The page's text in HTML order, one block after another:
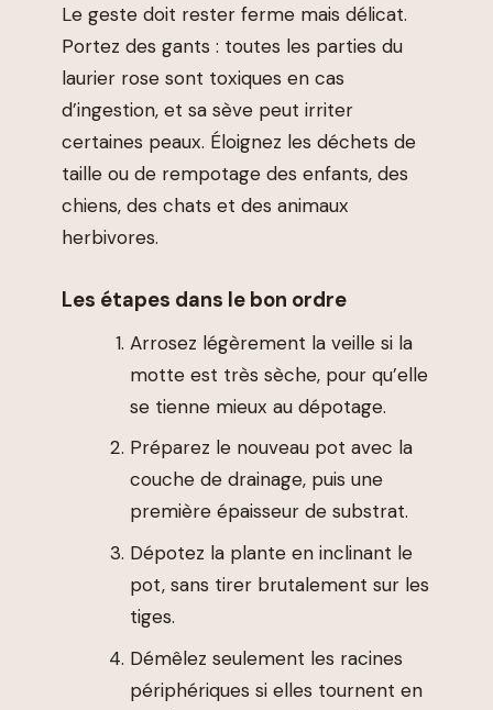
Le geste doit rester ferme mais délicat.
Portez des gants : toutes les parties du
laurier rose sont toxiques en cas
d’ingestion, et sa sève peut irriter
certaines peaux. Éloignez les déchets de
taille ou de rempotage des enfants, des
chiens, des chats et des animaux
herbivores.
Les étapes dans le bon ordre
Arrosez légèrement la veille si la
motte est très sèche, pour qu’elle
se tienne mieux au dépotage.
Préparez le nouveau pot avec la
couche de drainage, puis une
première épaisseur de substrat.
Dépotez la plante en inclinant le
pot, sans tirer brutalement sur les
tiges.
Démêlez seulement les racines
périphériques si elles tournent en